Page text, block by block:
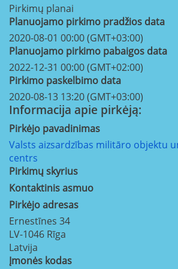
Pirkimų planai
Planuojamo pirkimo pradžios data
2020-08-01 00:00 (GMT+03:00)
Planuojamo pirkimo pabaigos data
2022-12-31 00:00 (GMT+02:00)
Pirkimo paskelbimo data
2020-08-13 13:20 (GMT+03:00)
Informacija apie pirkėją:
Pirkėjo pavadinimas
Valsts aizsardzības militāro objektu
centrs
Pirkimų skyrius
Kontaktinis asmuo
Pirkėjo adresas
Ernestīnes 34
LV-1046 Rīga
Latvija
Įmonės kodas